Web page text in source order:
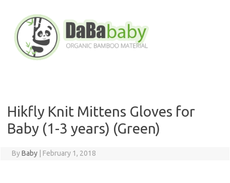
content
Hikfly Knit Mittens Gloves for
Baby (1-3 years) (Green)
ByBaby February 1, 2018